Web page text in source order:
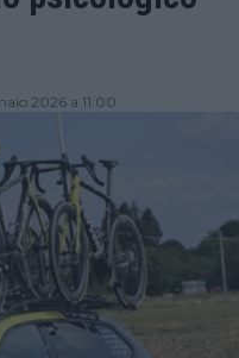
2026 a 11:00